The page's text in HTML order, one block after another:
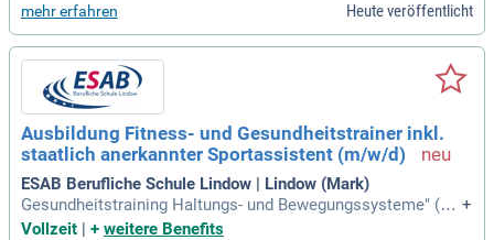
OSB); Fitnesstrainer C, B, A (dflv); Ernährungsberater (ESAB
Zertifikat); KMK Fremdsprachenzertifikat
mehr erfahren Heute veröffentlicht
Ausbildung Fitness- und Gesundheitstrainer inkl.
staatlich anerkannter Sportassistent (m/w/d)
ESAB Berufliche Schule Lindow | Lindow (Mark)
Gesundheitstraining Haltungs- und Bewegungssysteme" (DO
SB); Übungsleiter B-Lizenz Prävention "Gesundheitstraining
+
Vollzeit | + weitere Benefits